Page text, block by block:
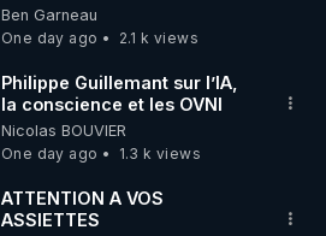
Ben Garneau
One day ago
2.1 k views
Philippe Guillemant sur l’IA,
la conscience et les OVNI
Nicolas BOUVIER
One day ago
1.3 k views
ATTENTION A VOS
ASSIETTES